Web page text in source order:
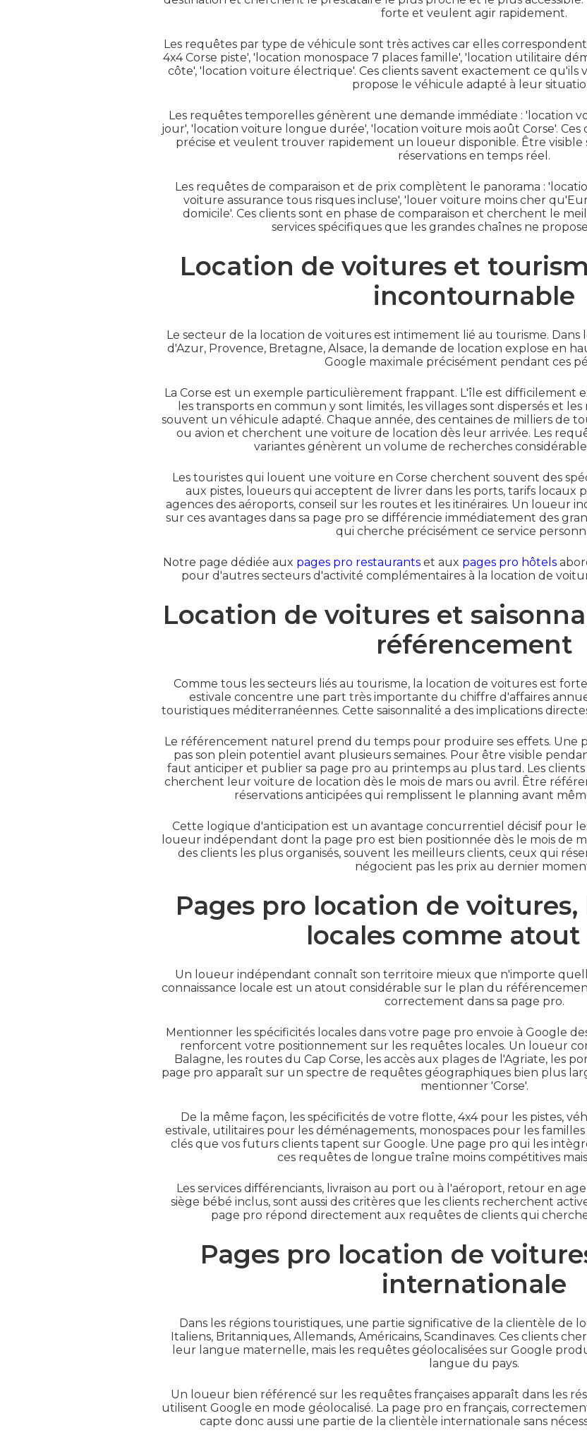
forte et veulent agir rapidement.
Les requêtes par type de véhicule sont très actives car elles
4x4 Corse piste', 'location monospace 7 places famille', 'location utilitaire
côte', 'location voiture électrique'. Ces clients savent exactement ce
propose le véhicule adapté à leur
Les requêtes temporelles génèrent une demande immédiate : 'location
jour', 'location voiture longue durée', 'location voiture mois août Corse'.
précise et veulent trouver rapidement un loueur disponible. Être visible
réservations en temps réel.
Les requêtes de comparaison et de prix complètent le panorama :
voiture assurance tous risques incluse', 'louer voiture moins cher
domicile'. Ces clients sont en phase de comparaison et cherchent le
services spécifiques que les grandes chaînes ne
Location de voitures et
incontournable
Le secteur de la location de voitures est intimement lié au tourisme. Dans
d'Azur, Provence, Bretagne, Alsace, la demande de location explose en
Google maximale précisément pendant ces
La Corse est un exemple particulièrement frappant. L'île est difficilement
les transports en commun y sont limités, les villages sont dispersés et
souvent un véhicule adapté. Chaque année, des centaines de milliers de
ou avion et cherchent une voiture de location dès leur arrivée. Les
variantes génèrent un volume de recherches
Les touristes qui louent une voiture en Corse cherchent souvent des
aux pistes, loueurs qui acceptent de livrer dans les ports, tarifs locaux
agences des aéroports, conseil sur les routes et les itinéraires. Un loueur
sur ces avantages dans sa page pro se différencie immédiatement des
qui cherche précisément ce service
Notre page dédiée aux pages pro restaurants et aux pages pro hôtels
pour d'autres secteurs d'activité complémentaires à la location de
Location de voitures et
référencement
Comme tous les secteurs liés au tourisme, la location de voitures est
estivale concentre une part très importante du chiffre d'affaires
touristiques méditerranéennes. Cette saisonnalité a des implications
Le référencement naturel prend du temps pour produire ses effets. Une
pas son plein potentiel avant plusieurs semaines. Pour être visible
faut anticiper et publier sa page pro au printemps au plus tard. Les
cherchent leur voiture de location dès le mois de mars ou avril. Être
réservations anticipées qui remplissent le planning avant
Cette logique d'anticipation est un avantage concurrentiel décisif pour
loueur indépendant dont la page pro est bien positionnée dès le mois de
des clients les plus organisés, souvent les meilleurs clients, ceux qui
négocient pas les prix au dernier
Pages pro location de
locales comme atout
Un loueur indépendant connaît son territoire mieux que n'importe
connaissance locale est un atout considérable sur le plan du
correctement dans sa page pro.
Mentionner les spécificités locales dans votre page pro envoie à Google
renforcent votre positionnement sur les requêtes locales. Un loueur
Balagne, les routes du Cap Corse, les accès aux plages de l'Agriate, les
page pro apparaît sur un spectre de requêtes géographiques bien plus
mentionner 'Corse'.
De la même façon, les spécificités de votre flotte, 4x4 pour les pistes,
estivale, utilitaires pour les déménagements, monospaces pour les
clés que vos futurs clients tapent sur Google. Une page pro qui les
ces requêtes de longue traîne moins compétitives
Les services différenciants, livraison au port ou à l'aéroport, retour en
siège bébé inclus, sont aussi des critères que les clients recherchent
page pro répond directement aux requêtes de clients qui
Pages pro location de
internationale
Dans les régions touristiques, une partie significative de la clientèle de
Italiens, Britanniques, Allemands, Américains, Scandinaves. Ces clients
leur langue maternelle, mais les requêtes géolocalisées sur Google
langue du pays.
Un loueur bien référencé sur les requêtes françaises apparaît dans les
utilisent Google en mode géolocalisé. La page pro en français,
capte donc aussi une partie de la clientèle internationale sans